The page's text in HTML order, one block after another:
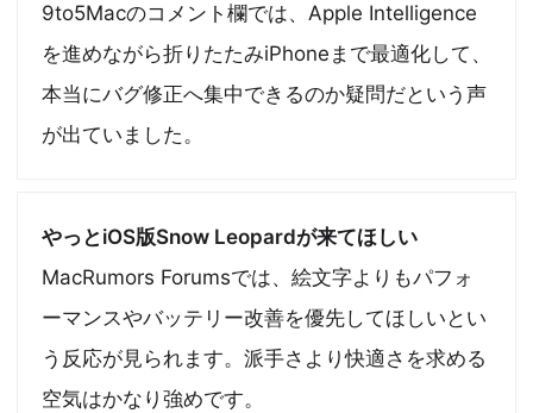
9to5Macのコメント欄では、Apple Intelligence
を進めながら折りたたみiPhoneまで最適化して、
本当にバグ修正へ集中できるのか疑問だという声
が出ていました。
やっとiOS版Snow Leopardが来てほしい
MacRumors Forumsでは、絵文字よりもパフォ
ーマンスやバッテリー改善を優先してほしいとい
う反応が見られます。派手さより快適さを求める
空気はかなり強めです。